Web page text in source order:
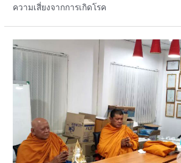
ความเสี่ยงจากการเกิดโรค